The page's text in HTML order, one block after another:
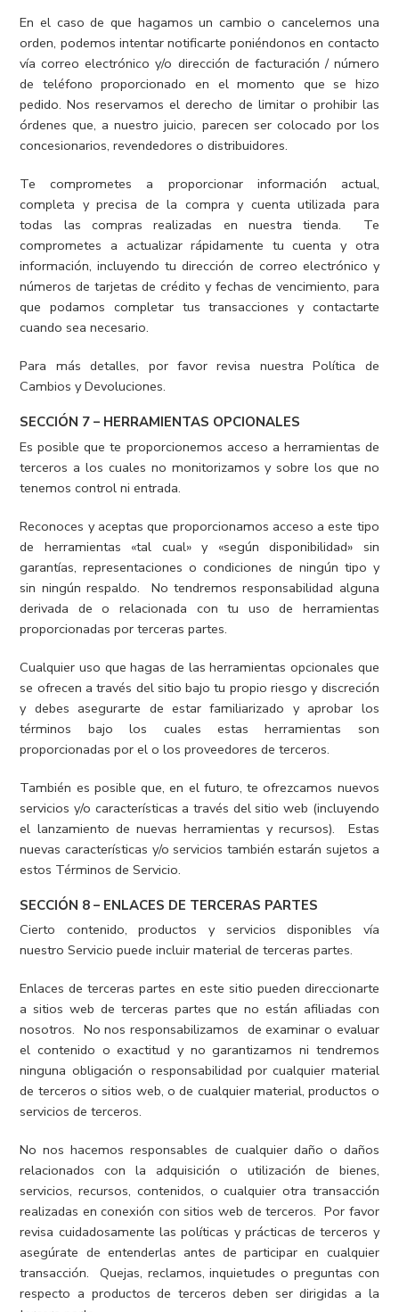
En el caso de que hagamos un cambio o cancelemos una
orden, podemos intentar notificarte poniéndonos en contacto
vía correo electrónico y/o dirección de facturación / número
de teléfono proporcionado en el momento que se hizo
pedido. Nos reservamos el derecho de limitar o prohibir las
órdenes que, a nuestro juicio, parecen ser colocado por los
concesionarios, revendedores o distribuidores.
Te comprometes a proporcionar información actual,
completa y precisa de la compra y cuenta utilizada para
todas las compras realizadas en nuestra tienda. Te
comprometes a actualizar rápidamente tu cuenta y otra
información, incluyendo tu dirección de correo electrónico y
números de tarjetas de crédito y fechas de vencimiento, para
que podamos completar tus transacciones y contactarte
cuando sea necesario.
Para más detalles, por favor revisa nuestra Política de
Cambios y Devoluciones.
SECCIÓN 7 – HERRAMIENTAS OPCIONALES
Es posible que te proporcionemos acceso a herramientas de
terceros a los cuales no monitorizamos y sobre los que no
tenemos control ni entrada.
Reconoces y aceptas que proporcionamos acceso a este tipo
de herramientas «tal cual» y «según disponibilidad» sin
garantías, representaciones o condiciones de ningún tipo y
sin ningún respaldo. No tendremos responsabilidad alguna
derivada de o relacionada con tu uso de herramientas
proporcionadas por terceras partes.
Cualquier uso que hagas de las herramientas opcionales que
se ofrecen a través del sitio bajo tu propio riesgo y discreción
y debes asegurarte de estar familiarizado y aprobar los
términos bajo los cuales estas herramientas son
proporcionadas por el o los proveedores de terceros.
También es posible que, en el futuro, te ofrezcamos nuevos
servicios y/o características a través del sitio web (incluyendo
el lanzamiento de nuevas herramientas y recursos). Estas
nuevas características y/o servicios también estarán sujetos a
estos Términos de Servicio.
SECCIÓN 8 – ENLACES DE TERCERAS PARTES
Cierto contenido, productos y servicios disponibles vía
nuestro Servicio puede incluir material de terceras partes.
Enlaces de terceras partes en este sitio pueden direccionarte
a sitios web de terceras partes que no están afiliadas con
nosotros. No nos responsabilizamos de examinar o evaluar
el contenido o exactitud y no garantizamos ni tendremos
ninguna obligación o responsabilidad por cualquier material
de terceros o sitios web, o de cualquier material, productos o
servicios de terceros.
No nos hacemos responsables de cualquier daño o daños
relacionados con la adquisición o utilización de bienes,
servicios, recursos, contenidos, o cualquier otra transacción
realizadas en conexión con sitios web de terceros. Por favor
revisa cuidadosamente las políticas y prácticas de terceros y
asegúrate de entenderlas antes de participar en cualquier
transacción. Quejas, reclamos, inquietudes o preguntas con
respecto a productos de terceros deben ser dirigidas a la